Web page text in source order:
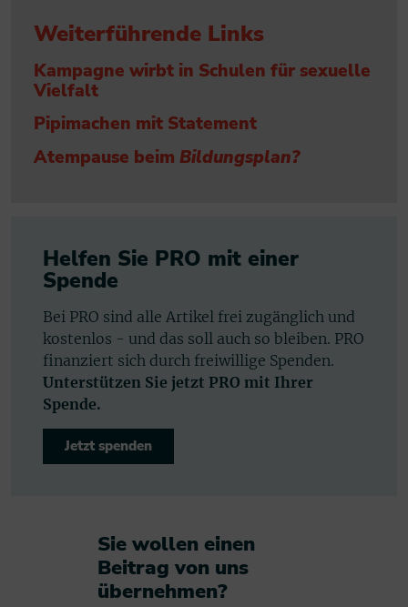
Weiterführende Links
Kampagne wirbt in Schulen für sexuelle
Vielfalt
Pipimachen mit Statement
Atempause beim Bildungsplan?
Helfen Sie PRO mit einer
Spende
Bei PRO sind alle Artikel frei zugänglich und
kostenlos - und das soll auch so bleiben. PRO
finanziert sich durch freiwillige Spenden.
Unterstützen Sie jetzt PRO mit Ihrer
Spende.
Jetzt spenden
Sie wollen einen
Beitrag von uns
übernehmen?​